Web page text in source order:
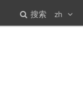
zh
搜索